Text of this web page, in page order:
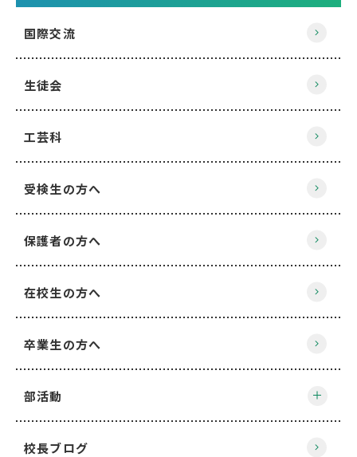
国際交流
生徒会
工芸科
受検生の方へ
保護者の方へ
在校生の方へ
卒業生の方へ
部活動
校長ブログ